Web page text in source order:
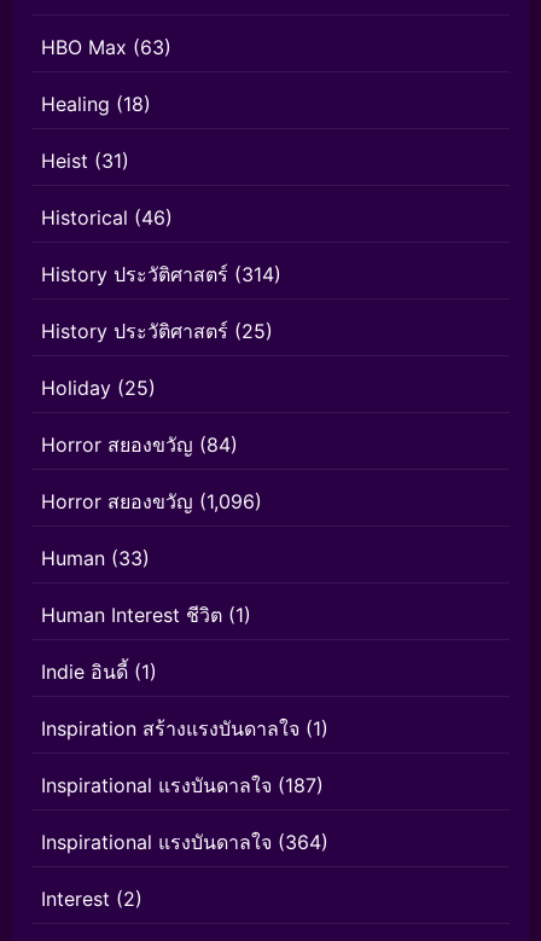
HBO Max (63)
Healing (18)
Heist (31)
Historical (46)
History ประวัติศาสตร์ (314)
History ประวัติศาสตร์ (25)
Holiday (25)
Horror สยองขวัญ (84)
Horror สยองขวัญ (1,096)
Human (33)
Human Interest ชีวิต (1)
Indie อินดี้ (1)
Inspiration สร้างแรงบันดาลใจ (1)
Inspirational แรงบันดาลใจ (187)
Inspirational แรงบันดาลใจ (364)
Interest (2)